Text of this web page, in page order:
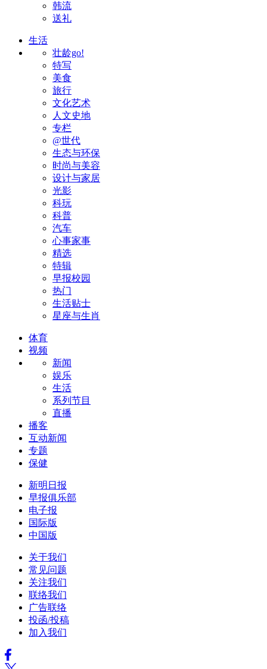
韩流
送礼
生活
壮龄go!
特写
美食
旅行
文化艺术
人文史地
专栏
@世代
生态与环保
时尚与美容
设计与家居
光影
科玩
科普
汽车
心事家事
精选
特辑
早报校园
热门
生活贴士
星座与生肖
体育
视频
新闻
娱乐
生活
系列节目
直播
播客
互动新闻
专题
保健
新明日报
早报俱乐部
电子报
国际版
中国版
关于我们
常见问题
关注我们
联络我们
广告联络
投函/投稿
加入我们